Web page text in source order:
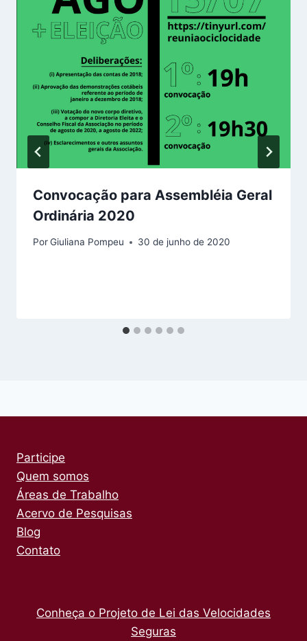
Convocação para Assembléia Geral
Ordinária 2020
PorGiuliana Pompeu 30 de junho de 2020
Participe
Quem somos
Áreas de Trabalho
Acervo de Pesquisas
Blog
Contato
Conheça o Projeto de Lei das Velocidades
Seguras